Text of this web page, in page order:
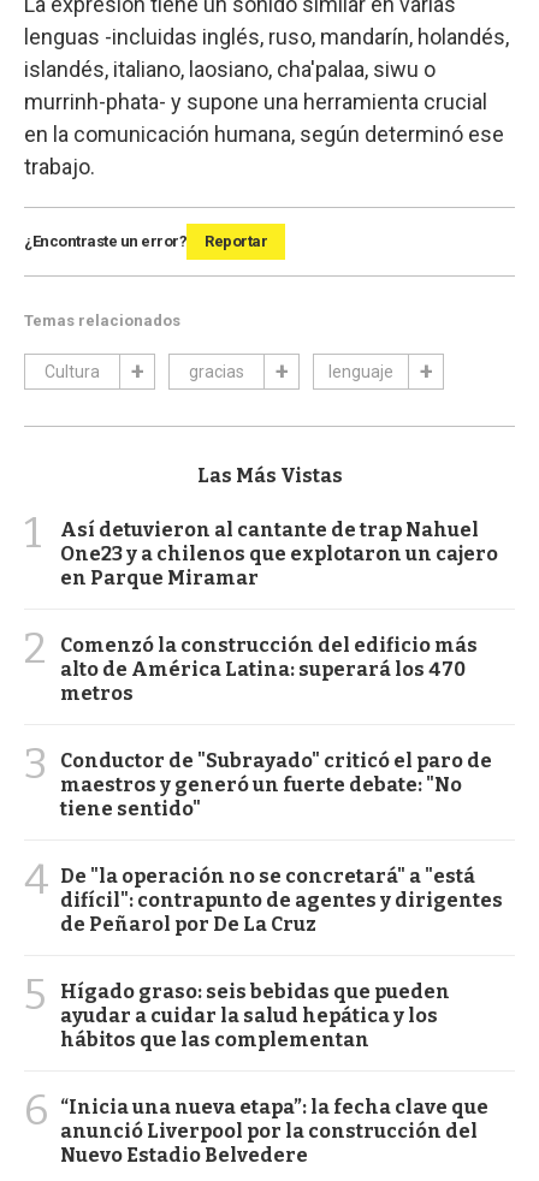
lenguas -incluidas inglés, ruso, mandarín, holandés,
islandés, italiano, laosiano, cha'palaa, siwu o
murrinh-phata- y supone una herramienta crucial
en la comunicación humana, según determinó ese
trabajo.
¿Encontraste un error? Reportar
Temas relacionados
Cultura gracias lenguaje
Las Más Vistas
1
Así detuvieron al cantante de trap Nahuel
One23 y a chilenos que explotaron un cajero
en Parque Miramar
2
Comenzó la construcción del edificio más
alto de América Latina: superará los 470
metros
3
Conductor de "Subrayado" criticó el paro de
maestros y generó un fuerte debate: "No
tiene sentido"
4 De "la operación no se concretará" a "está
difícil": contrapunto de agentes y dirigentes
de Peñarol por De La Cruz
5
Hígado graso: seis bebidas que pueden
ayudar a cuidar la salud hepática y los
hábitos que las complementan
6
“Inicia una nueva etapa”: la fecha clave que
anunció Liverpool por la construcción del
Nuevo Estadio Belvedere